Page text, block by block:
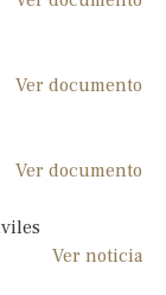
Ver documento
Ver documento
Ver noticia